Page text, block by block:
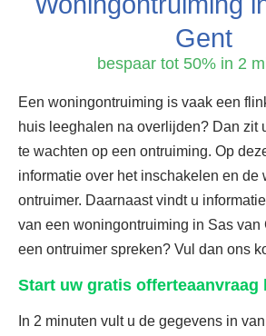
Gent
bespaar tot 50% in 2
Een woningontruiming is vaak een
huis leeghalen na overlijden? Dan zit
te wachten op een ontruiming. Op
informatie over het inschakelen en de
ontruimer. Daarnaast vindt u
van een woningontruiming in Sas van
een ontruimer spreken? Vul dan ons
Start uw gratis offerteaanvraag
In 2 minuten vult u de gegevens in